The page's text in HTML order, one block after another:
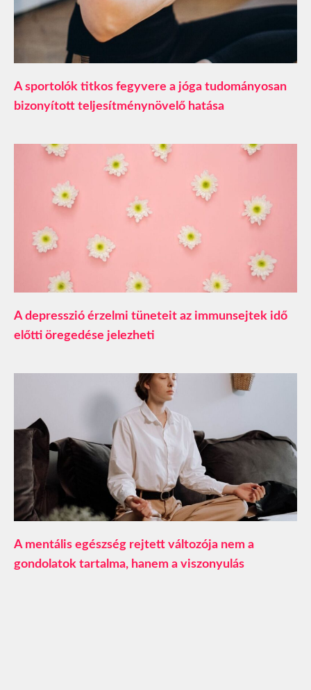
A sportolók titkos fegyvere a jóga tudományosan
bizonyított teljesítménynövelő hatása
A depresszió érzelmi tüneteit az immunsejtek idő
előtti öregedése jelezheti
A mentális egészség rejtett változója nem a
gondolatok tartalma, hanem a viszonyulás